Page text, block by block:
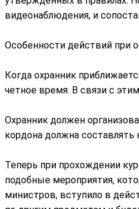
видеонаблюдения, и
Особенности действий при
Когда охранник
четное время. В связи с
Охранник должен
кордона должна составлять
Теперь при прохождении
подобные мероприятия,
министров, вступило в